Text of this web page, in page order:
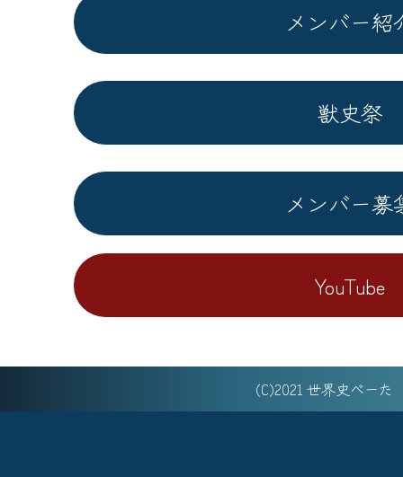
メンバー紹
獣史祭
メンバー募
YouTube
(C)2021 世界史べーた